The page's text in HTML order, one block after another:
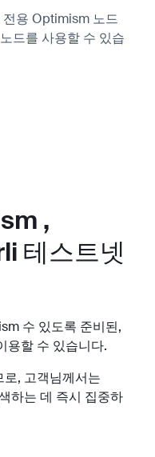
용 Optimism 노드
드를 사용할 수 있습
,
테스트넷
수 있도록 준비된,
용할 수 있습니다.
, 고객님께서는
하는 데 즉시 집중하